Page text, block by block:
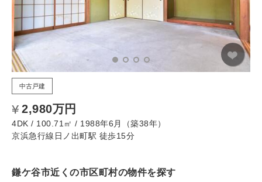
中古戸建
2,980万円
4DK / 100.71㎡ / 1988年6月（築38年）
京浜急行線日ノ出町駅 徒歩15分
鎌ケ谷市近くの市区町村の物件を探す